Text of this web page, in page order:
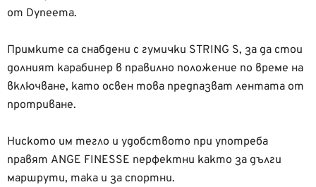
от Dyneema.
Примките са снабдени с гумички STRING S, за да стои
долният карабинер в правилно положение по време на
включване, като освен това предпазват лентата от
протриване.
Ниското им тегло и удобството при употреба
правят ANGE FINESSE перфектни както за дълги
маршрути, така и за спортни.